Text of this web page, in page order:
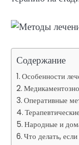
Содержание
Особенности
Оперативные
Народные и
Что делать,